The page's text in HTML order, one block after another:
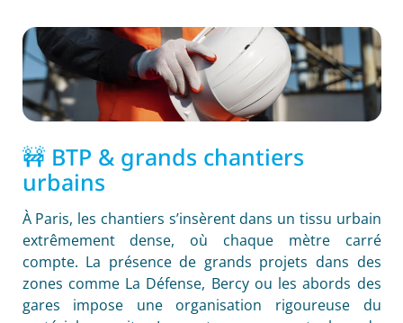
🚧 BTP & grands chantiers
urbains
À Paris, les chantiers s’insèrent dans un tissu urbain
extrêmement dense, où chaque mètre carré
compte. La présence de grands projets dans des
zones comme La Défense, Bercy ou les abords des
gares impose une organisation rigoureuse du